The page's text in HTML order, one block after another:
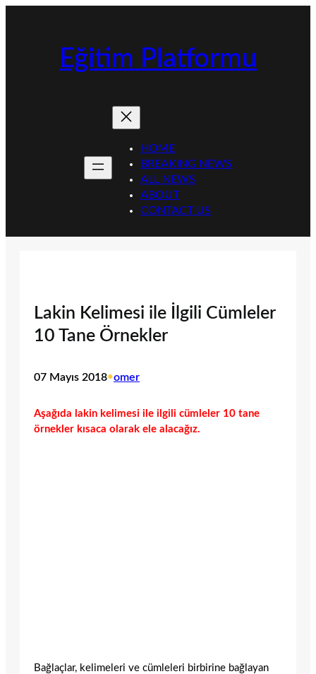
Eğitim Platformu
HOME
BREAKING NEWS
ALL NEWS
ABOUT
CONTACT US
Lakin Kelimesi ile İlgili Cümleler
10 Tane Örnekler
07 Mayıs 2018•omer
Aşağıda lakin kelimesi ile ilgili cümleler 10 tane
örnekler kısaca olarak ele alacağız.
Bağlaçlar, kelimeleri ve cümleleri birbirine bağlayan